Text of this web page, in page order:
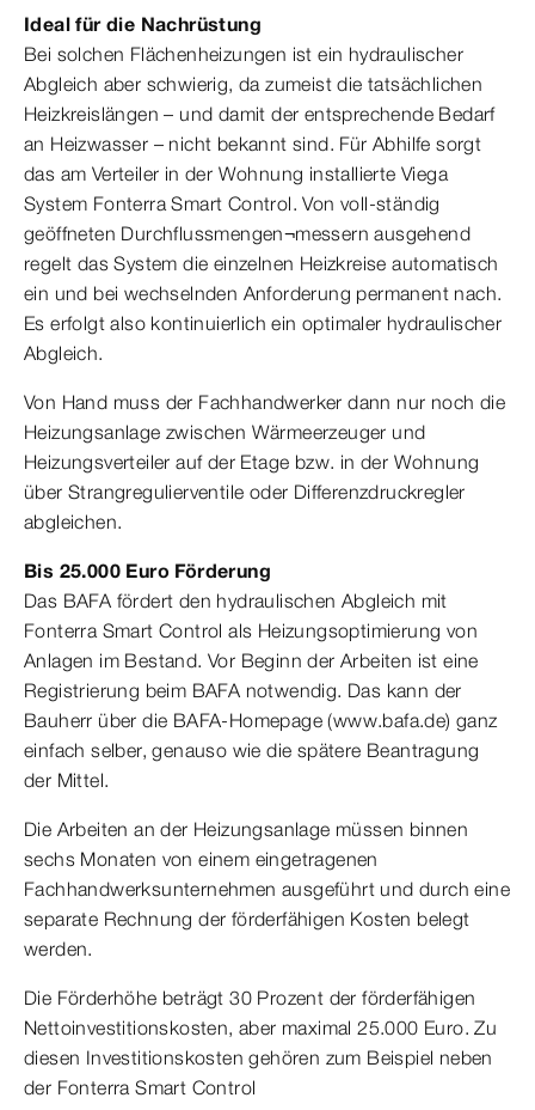
Ideal für die Nachrüstung
Bei solchen Flächenheizungen ist ein hydraulischer
Abgleich aber schwierig, da zumeist die tatsächlichen
Heizkreislängen – und damit der entsprechende Bedarf
an Heizwasser – nicht bekannt sind. Für Abhilfe sorgt
das am Verteiler in der Wohnung installierte Viega
System Fonterra Smart Control. Von voll-ständig
geöffneten Durchflussmengen¬messern ausgehend
regelt das System die einzelnen Heizkreise automatisch
ein und bei wechselnden Anforderung permanent nach.
Es erfolgt also kontinuierlich ein optimaler hydraulischer
Abgleich.
Von Hand muss der Fachhandwerker dann nur noch die
Heizungsanlage zwischen Wärmeerzeuger und
Heizungsverteiler auf der Etage bzw. in der Wohnung
über Strangregulierventile oder Differenzdruckregler
abgleichen.
Bis 25.000 Euro Förderung
Das BAFA fördert den hydraulischen Abgleich mit
Fonterra Smart Control als Heizungsoptimierung von
Anlagen im Bestand. Vor Beginn der Arbeiten ist eine
Registrierung beim BAFA notwendig. Das kann der
Bauherr über die BAFA-Homepage (www.bafa.de) ganz
einfach selber, genauso wie die spätere Beantragung
der Mittel.
Die Arbeiten an der Heizungsanlage müssen binnen
sechs Monaten von einem eingetragenen
Fachhandwerksunternehmen ausgeführt und durch eine
separate Rechnung der förderfähigen Kosten belegt
werden.
Die Förderhöhe beträgt 30 Prozent der förderfähigen
Nettoinvestitionskosten, aber maximal 25.000 Euro. Zu
diesen Investitionskosten gehören zum Beispiel neben
der Fonterra Smart Control